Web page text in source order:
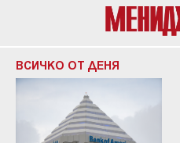
ВСИЧКО ОТ ДЕНЯ